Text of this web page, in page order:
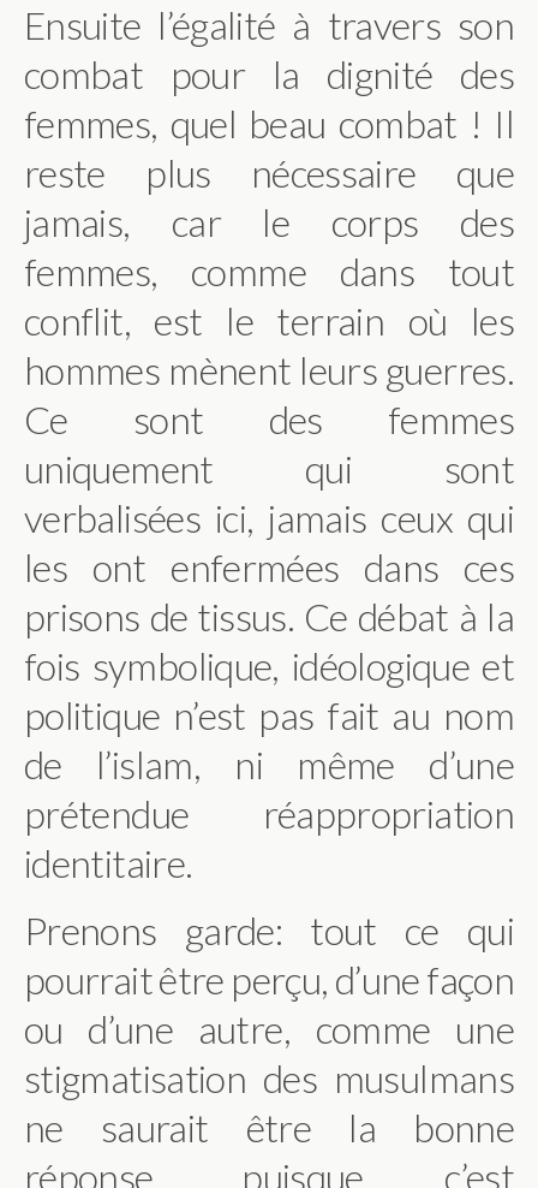
Ensuite l’égalité à travers son
combat pour la dignité des
femmes, quel beau combat ! Il
reste plus nécessaire que
jamais, car le corps des
femmes, comme dans tout
conflit, est le terrain où les
hommes mènent leurs guerres.
Ce sont des femmes
uniquement qui sont
verbalisées ici, jamais ceux qui
les ont enfermées dans ces
prisons de tissus. Ce débat à la
fois symbolique, idéologique et
politique n’est pas fait au nom
de l’islam, ni même d’une
prétendue réappropriation
identitaire.
Prenons garde: tout ce qui
pourrait être perçu, d’une façon
ou d’une autre, comme une
stigmatisation des musulmans
ne saurait être la bonne
réponse, puisque c’est